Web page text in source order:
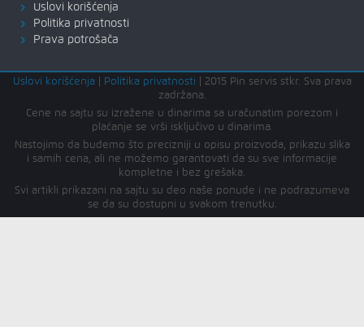
Uslovi korišćenja
Politika privatnosti
Prava potrošača
Uslovi korišćenja| Politika privatnosti
2015 Pin servis stkr. Sva prava
zadržana.
Cene na sajtu su izražene u dinarima sa uračunatim porezom i
plaćanje se vrši isključivo u dinarima.
Nastojimo da budemo što precizniji u opisu proizvoda, prikazu slika
i samih cena, ali ne možemo garantovati da su sve informacije
kompletne i bez grešaka.
Svi artikli prikazani na sajtu su deo naše ponude i ne podrazumeva
se da su dostupni u svakom trenutku.